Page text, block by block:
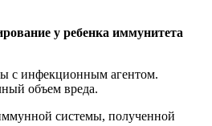
у ребенка иммунитета
с инфекционным агентом.
объем вреда.
системы, полученной